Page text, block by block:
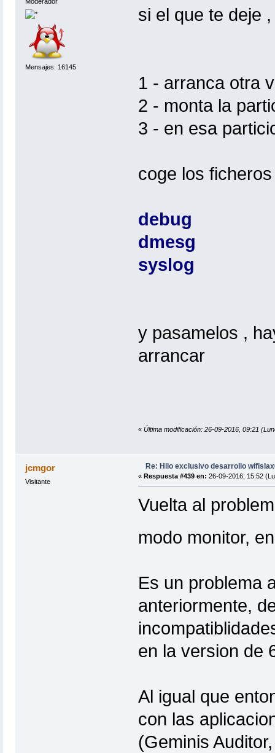
Mensajes: 16145
si el que te deje
1 - arranca otra
2 - monta la
3 - en esa
coge los ficheros
debug
dmesg
syslog
y pasamelos ,
arrancar
« Última modificación: 26-09-2016, 09:21
jcmgor
Visitante
Re: Hilo exclusivo desarrollo
« Respuesta #439 en: 26-09-2016, 15:52
Vuelta al
modo monitor,
Es un problema
anteriormente,
en la version de
Al igual que
con las
(Geminis